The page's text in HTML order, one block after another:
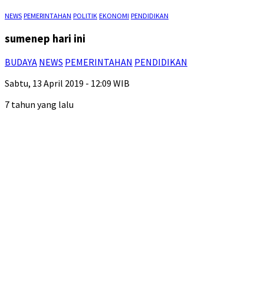
NEWS PEMERINTAHAN POLITIK EKONOMI PENDIDIKAN
sumenep hari ini
BUDAYA NEWS PEMERINTAHAN PENDIDIKAN
Sabtu, 13 April 2019 - 12:09 WIB
7 tahun yang lalu